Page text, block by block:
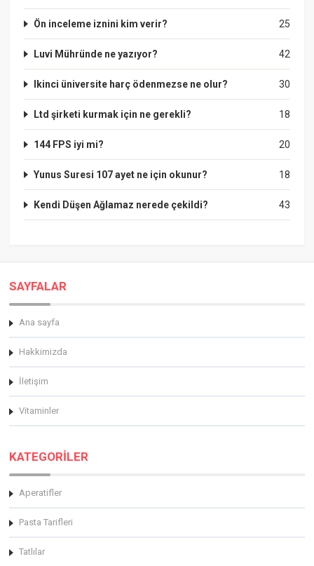
25
Ön inceleme iznini kim verir?
42
Luvi Mühründe ne yazıyor?
30
Ikinci üniversite harç ödenmezse ne olur?
18
Ltd şirketi kurmak için ne gerekli?
20
144 FPS iyi mi?
18
Yunus Suresi 107 ayet ne için okunur?
43
Kendi Düşen Ağlamaz nerede çekildi?
SAYFALAR
Ana sayfa
Hakkimizda
İletişim
Vitaminler
KATEGORİLER
Aperatifler
Pasta Tarifleri
Tatlılar